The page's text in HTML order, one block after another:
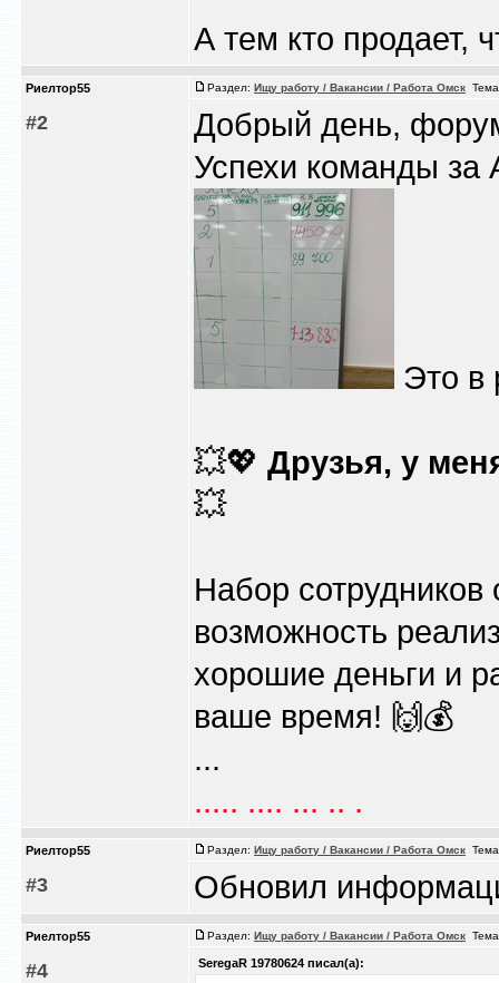
А тем кто продает,
Риелтор55
#2
Раздел: Ищу работу / Вакансии / Работа Омск
Добрый день,
Успехи команды за
Это в
💥💖 Друзья, у
💥
Набор
возможность
хорошие деньги и
ваше время! 🙌💰
...
..... .... ... .. .
Риелтор55
#3
Раздел: Ищу работу / Вакансии / Работа Омск
Обновил
Риелтор55
#4
Раздел: Ищу работу / Вакансии / Работа Омск
SeregaR 19780624 писал(а):